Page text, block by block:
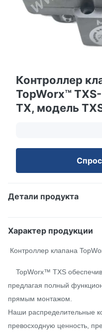
Контроллер
TopWorx™
TX, модель
Детали продукта
Характер продукции
Контроллер клапана
TopWorx™ TXS
предлагая полный
прямым монтажом.
Наши распределительные
превосходную ценность,